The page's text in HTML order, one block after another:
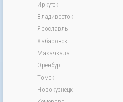
Иркутск
Владивосток
Ярославль
Хабаровск
Махачкала
Оренбург
Томск
Новокузнецк